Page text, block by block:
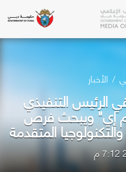
الأخبار
الرئيس التنفيذي
إي" ويبحث فرص
المتقدمة